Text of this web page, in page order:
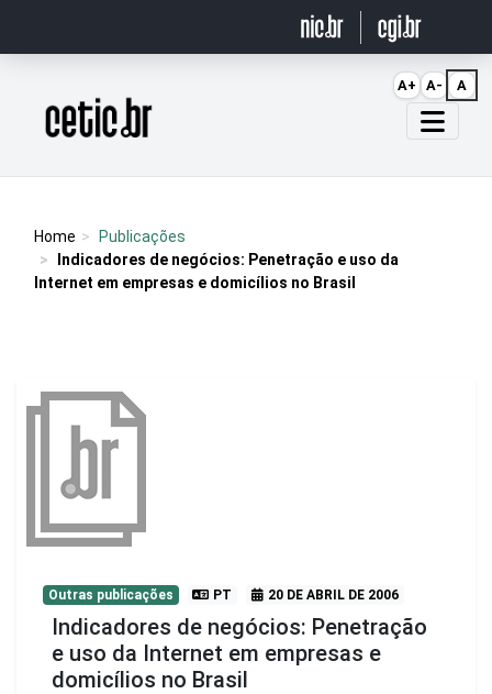
Página inicial
Home
Publicações
Indicadores de negócios: Penetração e uso da
Internet em empresas e domicílios no Brasil
Outras publicações PT 20 DE ABRIL DE 2006
Indicadores de negócios: Penetração
e uso da Internet em empresas e
domicílios no Brasil
A+ A- A